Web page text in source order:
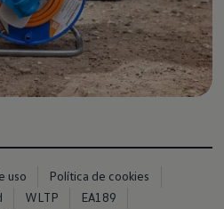
funcionalidades
Oficial
uso
Política de cookies
WLTP
EA189